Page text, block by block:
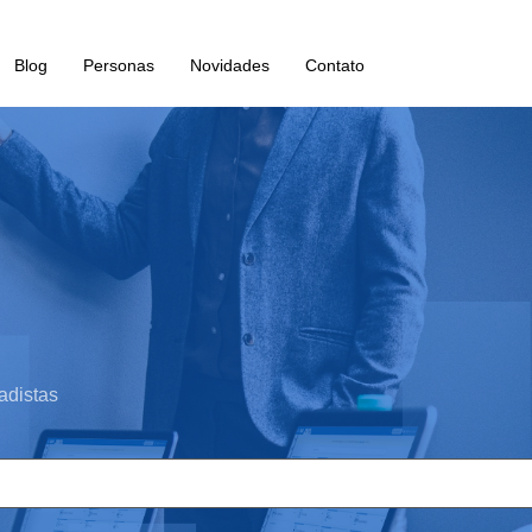
Blog Personas Novidades Contato